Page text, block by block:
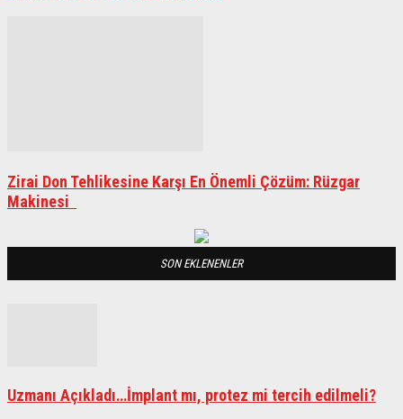
Zirai Don Tehlikesine Karşı En Önemli Çözüm: Rüzgar
Makinesi
SON EKLENENLER
Uzmanı Açıkladı…İmplant mı, protez mi tercih edilmeli?